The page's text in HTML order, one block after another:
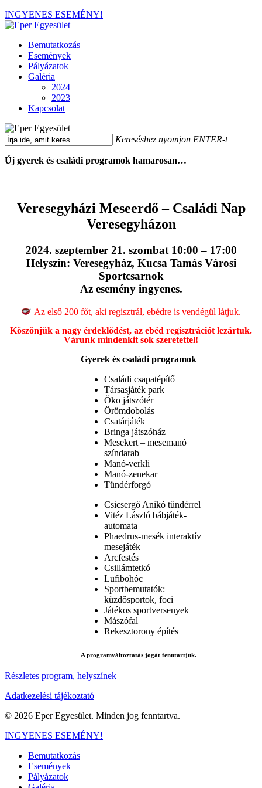
Skip
to
content
INGYENES ESEMÉNY!
Menu
Bemutatkozás
Események
Pályázatok
Galéria
2024
2023
Kapcsolat
Kereséshez nyomjon ENTER-t
Search
Új gyerek és családi programok hamarosan…
Veresegyházi Meseerdő – Családi Nap
Veresegyházon
2024. szeptember 21. szombat 10:00 – 17:00
Helyszín: Veresegyház, Kucsa Tamás Városi
Sportcsarnok
Az esemény ingyenes.
Az első 200 főt, aki regisztrál, ebédre is vendégül látjuk.
Köszönjük a nagy érdeklődést, az ebéd regisztrációt lezártuk.
Várunk mindenkit sok szeretettel!
Gyerek és családi programok
Családi csapatépítő
Társasjáték park
Öko játszótér
Örömdobolás
Csatárjáték
Bringa játszóház
Mesekert – mesemanó
színdarab
Manó-verkli
Manó-zenekar
Tündérforgó
Csicsergő Anikó tündérrel
Vitéz László bábjáték-
automata
Phaedrus-mesék interaktív
mesejáték
Arcfestés
Csillámtetkó
Lufibohóc
Sportbemutatók:
küzdősportok, foci
Játékos sportversenyek
Mászófal
Rekesztorony építés
A programváltoztatás jogát fenntartjuk.
Részletes program, helyszínek
Adatkezelési tájékoztató
© 2026 Eper Egyesület. Minden jog fenntartva.
Close
INGYENES ESEMÉNY!
Bemutatkozás
Események
Pályázatok